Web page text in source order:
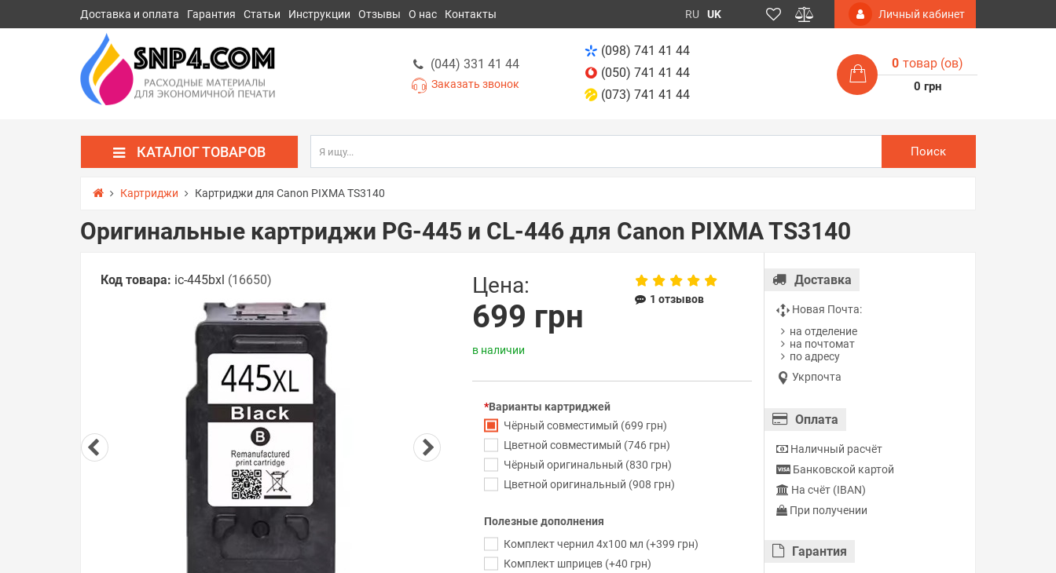
Доставка и оплата Гарантия Статьи Инструкции Отзывы О нас Контакты RU UK Личный кабинет
(044) 331 41 44
Заказать звонок
(098) 741 41 44
(050) 741 41 44
(073) 741 41 44
0 товар (ов)
0 грн
КАТАЛОГ ТОВАРОВ Поиск
Картриджи Картриджи для Canon PIXMA TS3140
Оригинальные картриджи PG-445 и CL-446 для Canon PIXMA TS3140
Код товара: ic-445bxl (16650) Цена:
699 грн
в наличии
1 отзывов
Варианты картриджей
Чёрный совместимый (699 грн)
Цветной совместимый (746 грн)
Чёрный оригинальный (830 грн)
Цветной оригинальный (908 грн)
Полезные дополнения
Комплект чернил 4x100 мл (+399 грн)
Комплект шприцев (+40 грн)
Доставка
Новая Почта:
на отделение
на почтомат
по адресу
Укрпочта
Оплата
Наличный расчёт
Банковской картой
На счёт (IBAN)
При получении
Гарантия